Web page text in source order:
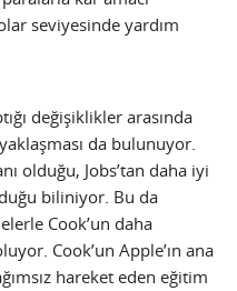
seviyesinde yardım
değişiklikler arasında
da bulunuyor.
olduğu, Jobs’tan daha iyi
biliniyor. Bu da
Cook’un daha
Cook’un Apple’ın ana
hareket eden eğitim